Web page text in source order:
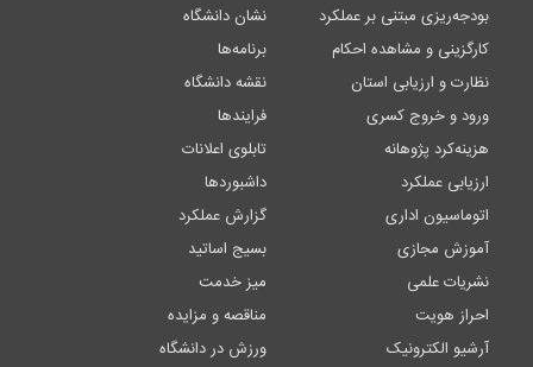
بودجه‌ریزی مبتنی بر عملکرد
کارگزینی و مشاهده احکام
نظارت و ارزیابی استان
ورود و خروج کسری
هزینه‌کرد پژوهانه
ارزیابی عملکرد
اتوماسیون اداری
آموزش مجازی
نشریات علمی
احراز هویت
آرشیو الکترونیک
نشان دانشگاه
برنامه‌ها
نقشه دانشگاه
فرایندها
تابلوی اعلانات
داشبوردها
گزارش عملکرد
بسیج اساتید
میز خدمت
مناقصه و مزایده
ورزش در دانشگاه